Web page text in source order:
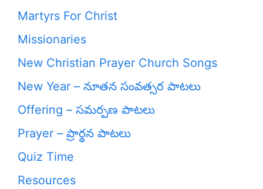
Martyrs For Christ
Missionaries
New Christian Prayer Church Songs
New Year – నూతన సంవత్సర పాటలు
Offering – సమర్పణ పాటలు
Prayer – ప్రార్థన పాటలు
Quiz Time
Resources